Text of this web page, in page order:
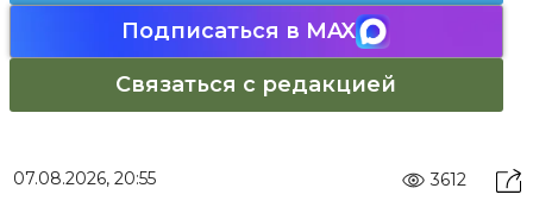
Подписаться в MAX
Связаться с редакцией
07.08.2026, 20:55 3612